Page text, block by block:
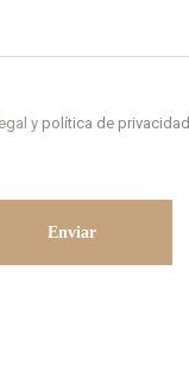
y política de privacidad
Enviar